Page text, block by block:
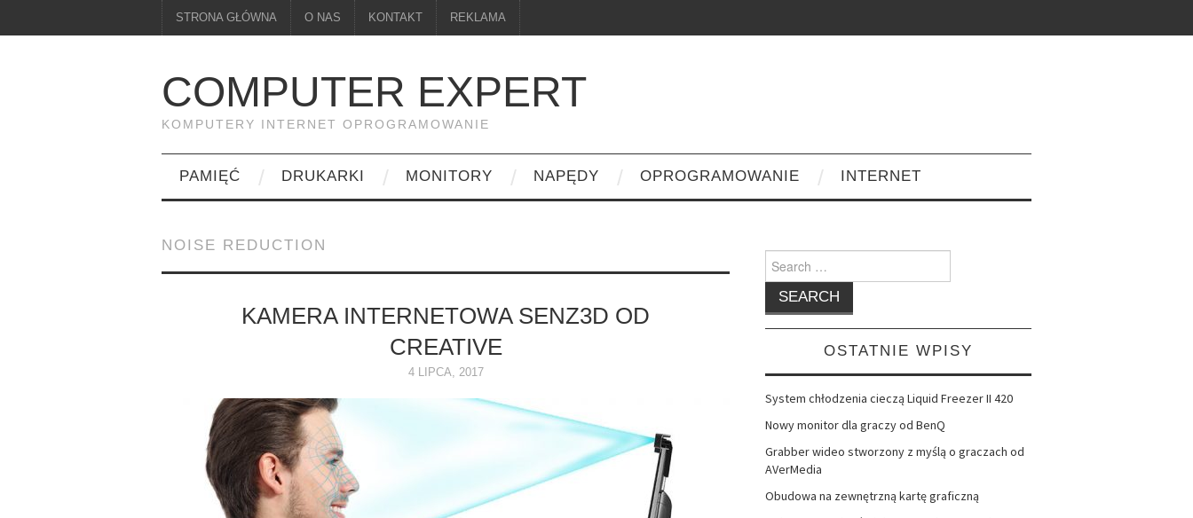
STRONA GŁÓWNA O NAS KONTAKT REKLAMA
COMPUTER EXPERT
KOMPUTERY INTERNET OPROGRAMOWANIE
PAMIĘĆ DRUKARKI MONITORY NAPĘDY OPROGRAMOWANIE INTERNET
NOISE REDUCTION
KAMERA INTERNETOWA SENZ3D OD
CREATIVE
4 LIPCA, 2017
Search
for:
OSTATNIE WPISY
System chłodzenia cieczą Liquid Freezer II 420
Nowy monitor dla graczy od BenQ
Grabber wideo stworzony z myślą o graczach od
AVerMedia
Obudowa na zewnętrzną kartę graficzną